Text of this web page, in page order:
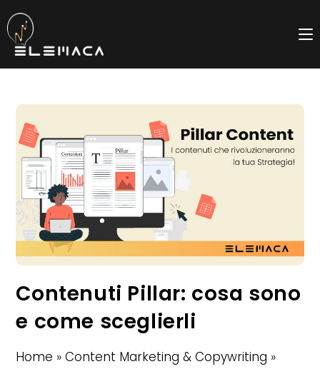
al
contenuto
Contenuti Pillar: cosa sono
e come sceglierli
Home »Content Marketing & Copywriting »